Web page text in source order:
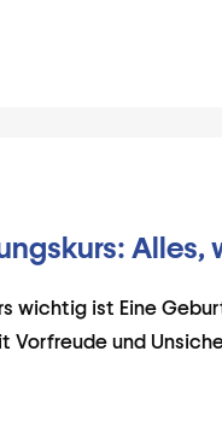
Alles,
wichtig ist Eine
und